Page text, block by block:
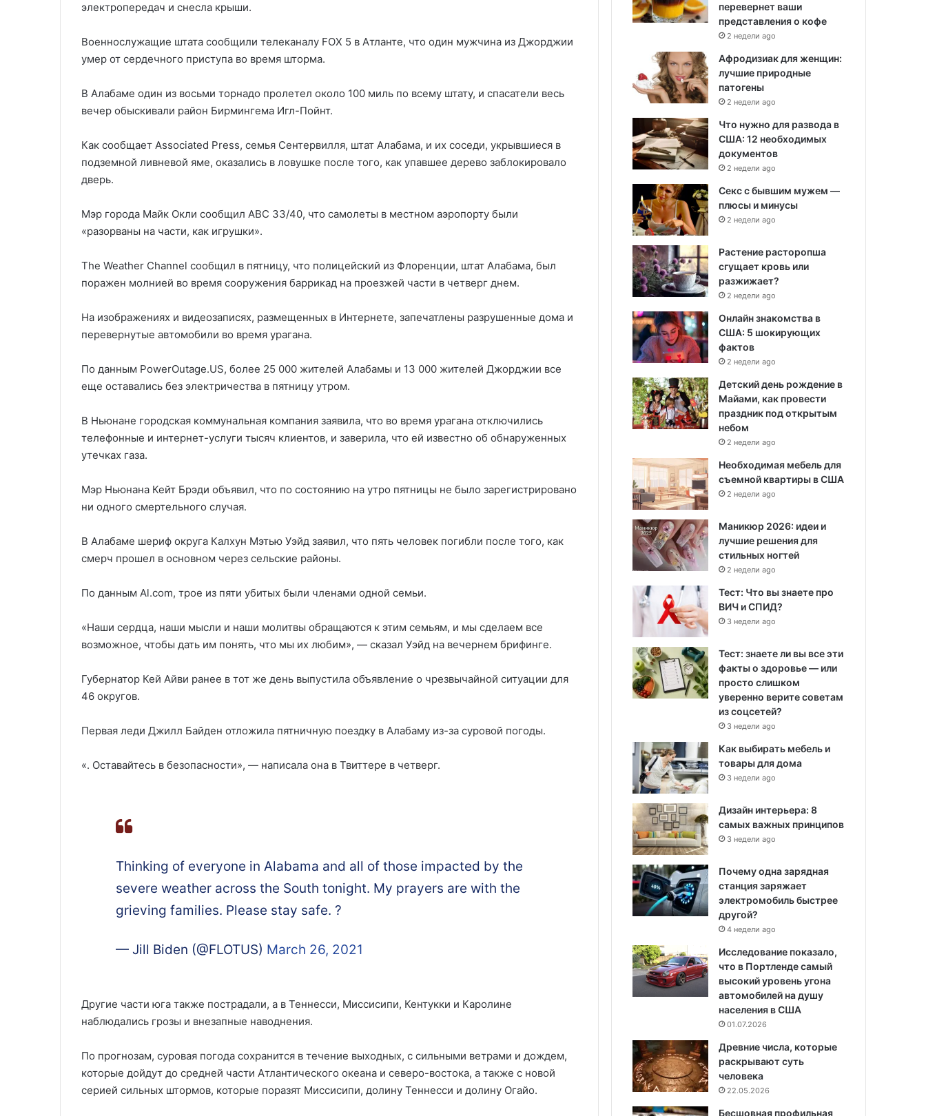
электропередач и снесла крыши.
Военнослужащие штата сообщили телеканалу FOX 5 в Атланте, что один мужчина из Джорджии
умер от сердечного приступа во время шторма.
В Алабаме один из восьми торнадо пролетел около 100 миль по всему штату, и спасатели весь
вечер обыскивали район Бирмингема Игл-Пойнт.
Как сообщает Associated Press, семья Сентервилля, штат Алабама, и их соседи, укрывшиеся в
подземной ливневой яме, оказались в ловушке после того, как упавшее дерево заблокировало
дверь.
Мэр города Майк Окли сообщил ABC 33/40, что самолеты в местном аэропорту были
«разорваны на части, как игрушки».
The Weather Channel сообщил в пятницу, что полицейский из Флоренции, штат Алабама, был
поражен молнией во время сооружения баррикад на проезжей части в четверг днем.
На изображениях и видеозаписях, размещенных в Интернете, запечатлены разрушенные дома и
перевернутые автомобили во время урагана.
По данным PowerOutage.US, более 25 000 жителей Алабамы и 13 000 жителей Джорджии все
еще оставались без электричества в пятницу утром.
В Ньюнане городская коммунальная компания заявила, что во время урагана отключились
телефонные и интернет-услуги тысяч клиентов, и заверила, что ей известно об обнаруженных
утечках газа.
Мэр Ньюнана Кейт Брэди объявил, что по состоянию на утро пятницы не было зарегистрировано
ни одного смертельного случая.
В Алабаме шериф округа Калхун Мэтью Уэйд заявил, что пять человек погибли после того, как
смерч прошел в основном через сельские районы.
По данным Al.com, трое из пяти убитых были членами одной семьи.
«Наши сердца, наши мысли и наши молитвы обращаются к этим семьям, и мы сделаем все
возможное, чтобы дать им понять, что мы их любим», — сказал Уэйд на вечернем брифинге.
Губернатор Кей Айви ранее в тот же день выпустила объявление о чрезвычайной ситуации для
46 округов.
Первая леди Джилл Байден отложила пятничную поездку в Алабаму из-за суровой погоды.
«. Оставайтесь в безопасности», — написала она в Твиттере в четверг.
Thinking of everyone in Alabama and all of those impacted by the
severe weather across the South tonight. My prayers are with the
grieving families. Please stay safe. ?
— Jill Biden (@FLOTUS) March 26, 2021
Другие части юга также пострадали, а в Теннесси, Миссисипи, Кентукки и Каролине
наблюдались грозы и внезапные наводнения.
По прогнозам, суровая погода сохранится в течение выходных, с сильными ветрами и дождем,
которые дойдут до средней части Атлантического океана и северо-востока, а также с новой
серией сильных штормов, которые поразят Миссисипи, долину Теннесси и долину Огайо.
перевернет ваши
представления о кофе
2 недели ago
Афродизиак для женщин:
лучшие природные
патогены
2 недели ago
Что нужно для развода в
США: 12 необходимых
документов
2 недели ago
Секс с бывшим мужем —
плюсы и минусы
2 недели ago
Растение расторопша
сгущает кровь или
разжижает?
2 недели ago
Онлайн знакомства в
США: 5 шокирующих
фактов
2 недели ago
Детский день рождение в
Майами, как провести
праздник под открытым
небом
2 недели ago
Необходимая мебель для
съемной квартиры в США
2 недели ago
Маникюр 2026: идеи и
лучшие решения для
стильных ногтей
2 недели ago
Тест: Что вы знаете про
ВИЧ и СПИД?
3 недели ago
Тест: знаете ли вы все эти
факты о здоровье — или
просто слишком
уверенно верите советам
из соцсетей?
3 недели ago
Как выбирать мебель и
товары для дома
3 недели ago
Дизайн интерьера: 8
самых важных принципов
3 недели ago
Почему одна зарядная
станция заряжает
электромобиль быстрее
другой?
4 недели ago
Исследование показало,
что в Портленде самый
высокий уровень угона
автомобилей на душу
населения в США
01.07.2026
Древние числа, которые
раскрывают суть
человека
22.05.2026
Бесшовная профильная